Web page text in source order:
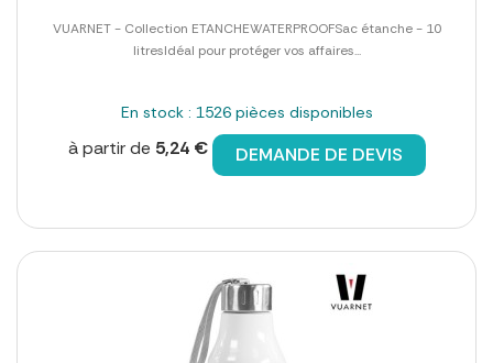
VUARNET - Collection ETANCHEWATERPROOFSac étanche - 10
litresIdéal pour protéger vos affaires...
En stock : 1526 pièces disponibles
à partir de 5,24 € DEMANDE DE DEVIS